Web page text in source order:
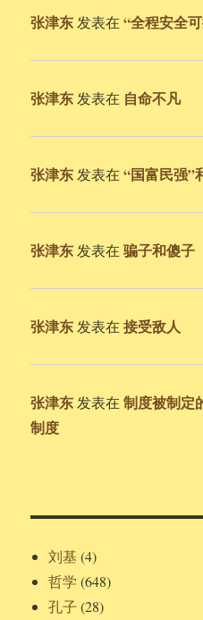
张津东 发表在“全程安全
张津东 发表在 自命不凡
张津东 发表在“国富民强”
张津东 发表在骗子和傻子
张津东 发表在接受敌人
张津东 发表在制度被制定
制度
刘基 (4)
哲学 (648)
孔子 (28)